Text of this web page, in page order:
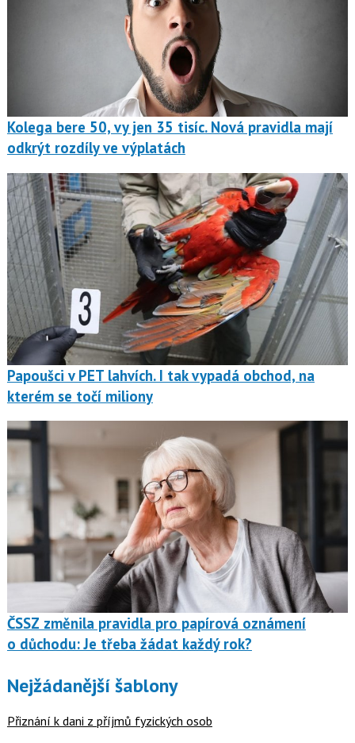
Kolega bere 50, vy jen 35 tisíc. Nová pravidla mají
odkrýt rozdíly ve výplatách
Papoušci v PET lahvích. I tak vypadá obchod, na
kterém se točí miliony
ČSSZ změnila pravidla pro papírová oznámení
o důchodu: Je třeba žádat každý rok?
Nejžádanější šablony
Přiznání k dani z příjmů fyzických osob